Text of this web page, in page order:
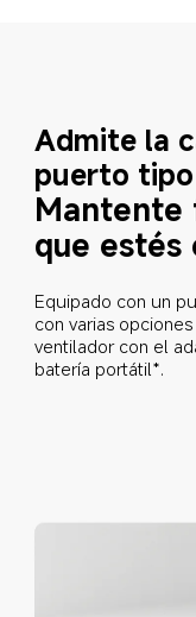
Admite la
puerto
Mantente
que estés
Equipado con un
con varias
ventilador con el
batería portátil*.